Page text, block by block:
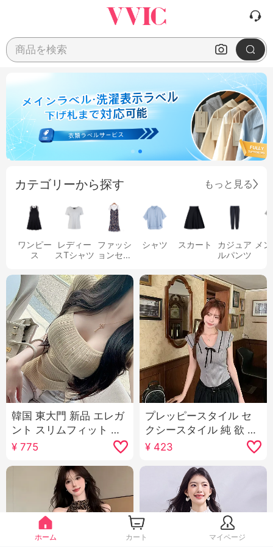
商品を検索
カテゴリーから探す もっと見る
ワンピー
ス
レディー
スTシャツ
ファッシ
ョンセッ
シャツ スカート
カジュア
ルパンツ
メ
韓国 東大門 新品 エレガ
ント スリムフィット ス
リム効果 純 欲 セクシー
女性らしさ 方 襟 スリッ
ト ニット Tシャツ トッ
¥775
プレッピースタイル セ
クシースタイル 純 欲 風
jk 制服 ノースリーブ レ
ース トップス 韓国 パッ
チワーク スリムフィッ
ト プリーツスカート ミ
ニスカート ツーピース
セット
¥ 423
ホーム カート マイページ